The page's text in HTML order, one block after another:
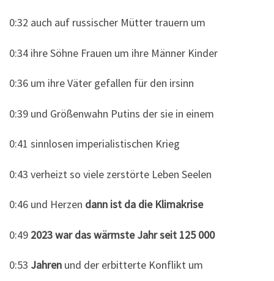
0:32 auch auf russischer Mütter trauern um
0:34 ihre Söhne Frauen um ihre Männer Kinder
0:36 um ihre Väter gefallen für den irsinn
0:39 und Größenwahn Putins der sie in einem
0:41 sinnlosen imperialistischen Krieg
0:43 verheizt so viele zerstörte Leben Seelen
0:46 und Herzen dann ist da die Klimakrise
0:49 2023 war das wärmste Jahr seit 125 000
0:53 Jahren und der erbitterte Konflikt um